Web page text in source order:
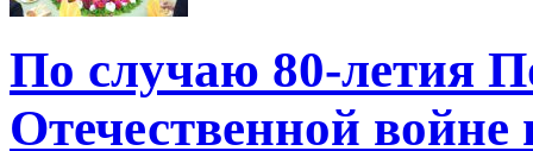
По случаю 80-летия
Отечественной